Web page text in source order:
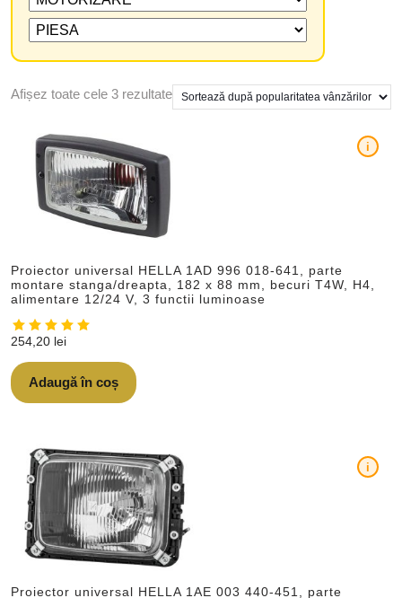
Afișez toate cele 3 rezultate
Proiector universal HELLA 1AD 996 018-641, parte
montare stanga/dreapta, 182 x 88 mm, becuri T4W, H4,
alimentare 12/24 V, 3 functii luminoase
i
254,20 lei
Adaugă în coș
Proiector universal HELLA 1AE 003 440-451, parte
i